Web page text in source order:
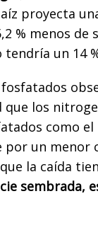
proyecta
% menos de
un 14
los
como el
por un menor
la caída
sembrada,